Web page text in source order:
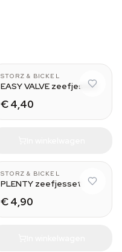
STORZ & BICKEL
EASY VALVE zeefjesset
€ 4,40
STORZ & BICKEL
PLENTY zeefjesset
€ 4,90